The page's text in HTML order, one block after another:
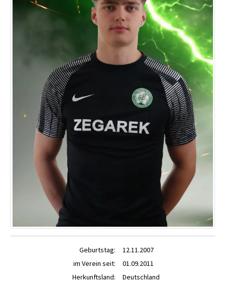
Geburtstag:
12.11.2007
im Verein seit:
01.09.2011
Herkunftsland:
Deutschland